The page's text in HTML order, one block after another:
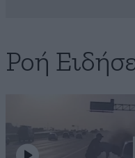
Ροή